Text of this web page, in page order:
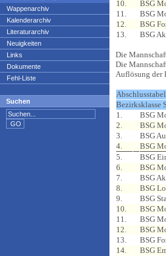
Wappenarchiv
Kalenderarchiv
Literaturarchiv
Neuigkeiten
Links
Dokumente
Fehl-Liste
Suchen
10.
BSG
11.
BSG
12.
BSG
13.
BSG
Die
Die
Auflösung der
Bezirksklasse
1.
BSG
2.
BSG
3.
BSG
4.
BSG
5.
BSG
6.
BSG
7.
BSG
8.
BSG
9.
BSG
10.
BSG
11.
BSG
12.
BSG
13.
BSG
14.
BSG